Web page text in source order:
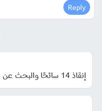
Reply
إنقاذ 14 سائحًا والبحث عن 3 آخرين إثر احتراق مركب سياح...